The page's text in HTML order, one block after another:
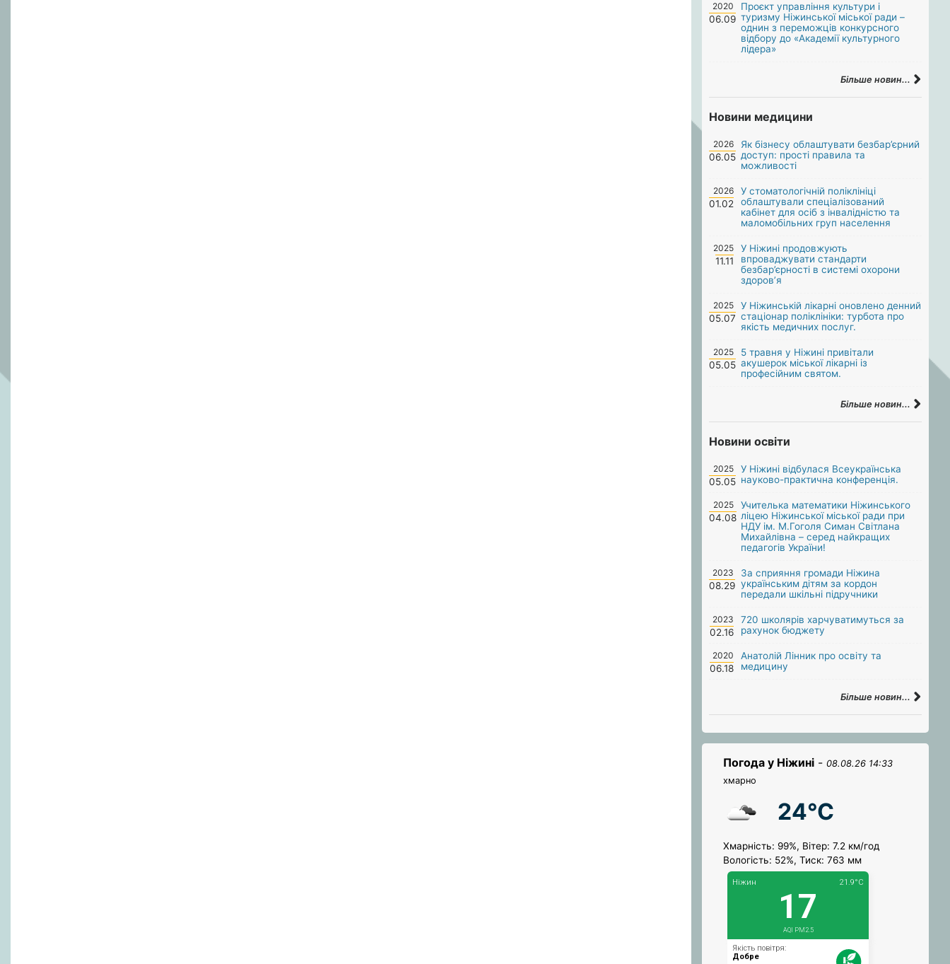
2020
06.09
Проєкт управління культури і
туризму Ніжинської міської ради –
однин з переможців конкурсного
відбору до «Академії культурного
лідера»
Більше новин...
Новини медицини
2026
06.05
Як бізнесу облаштувати безбар’єрний
доступ: прості правила та
можливості
2026
01.02
У стоматологічній поліклініці
облаштували спеціалізований
кабінет для осіб з інвалідністю та
маломобільних груп населення
2025
11.11
У Ніжині продовжують
впроваджувати стандарти
безбар’єрності в системі охорони
здоров’я
2025
05.07
У Ніжинській лікарні оновлено денний
стаціонар поліклініки: турбота про
якість медичних послуг.
2025
05.05
5 травня у Ніжині привітали
акушерок міської лікарні із
професійним святом.
Більше новин...
Новини освіти
2025
05.05
У Ніжині відбулася Всеукраїнська
науково-практична конференція.
2025
04.08
Учителька математики Ніжинського
ліцею Ніжинської міської ради при
НДУ ім. М.Гоголя Симан Світлана
Михайлівна – серед найкращих
педагогів України!
2023
08.29
За сприяння громади Ніжина
українським дітям за кордон
передали шкільні підручники
2023
02.16
720 школярів харчуватимуться за
рахунок бюджету
2020
06.18
Анатолій Лінник про освіту та
медицину
Більше новин...
Погода у Ніжині - 08.08.26 14:33
хмарно
24°C
Хмарність: 99%, Вітер: 7.2 км/год
Вологість: 52%, Тиск: 763 мм